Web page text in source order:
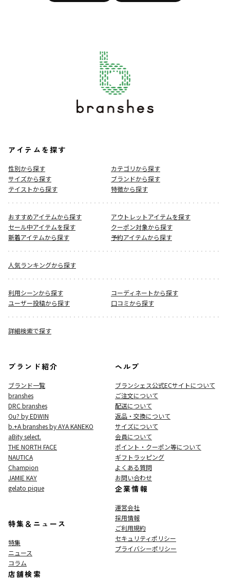
アイテムを探す
性別から探す
カテゴリから探す
サイズから探す
ブランドから探す
テイストから探す
特徴から探す
おすすめアイテムから探す
アウトレットアイテムを探す
セール中アイテムを探す
クーポン対象から探す
新着アイテムから探す
予約アイテムから探す
人気ランキングから探す
利用シーンから探す
コーディネートから探す
ユーザー投稿から探す
口コミから探す
詳細検索で探す
ブランド紹介
ブランド一覧
branshes
DRC branshes
Ou? by EDWIN
b.+A branshes by AYA KANEKO
aBity select.
THE NORTH FACE
NAUTICA
Champion
JAMIE KAY
gelato pique
特集＆ニュース
特集
ニュース
コラム
店舗検索
ヘルプ
ブランシェス公式ECサイトについて
ご注文について
配送について
返品・交換について
サイズについて
会員について
ポイント・クーポン等について
ギフトラッピング
よくある質問
お問い合わせ
企業情報
運営会社
採用情報
ご利用規約
セキュリティポリシー
プライバシーポリシー